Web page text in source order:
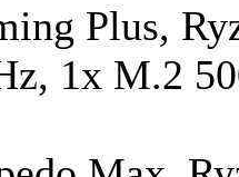
Plus,
1x M.2